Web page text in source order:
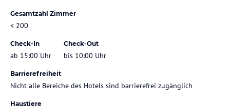
Gesamtzahl Zimmer
< 200
Check-In
ab 15:00 Uhr
Check-Out
bis 10:00 Uhr
Barrierefreiheit
Nicht alle Bereiche des Hotels sind barrierefrei zugänglich
Haustiere